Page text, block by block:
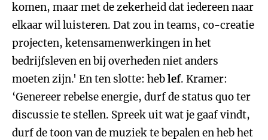
komen, maar met de zekerheid dat iedereen naar
elkaar wil luisteren. Dat zou in teams, co-creatie
projecten, ketensamenwerkingen in het
bedrijfsleven en bij overheden niet anders
moeten zijn.' En ten slotte: heblef. Kramer:
‘Genereer rebelse energie, durf de status quo ter
discussie te stellen. Spreek uit wat je gaaf vindt,
durf de toon van de muziek te bepalen en heb het